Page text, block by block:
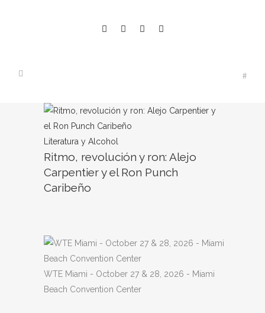
Literatura y Alcohol
Ritmo, revolución y ron: Alejo
Carpentier y el Ron Punch
Caribeño
WTE Miami - October 27 & 28, 2026 - Miami
Beach Convention Center